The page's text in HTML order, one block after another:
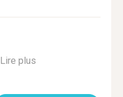
Lire plus